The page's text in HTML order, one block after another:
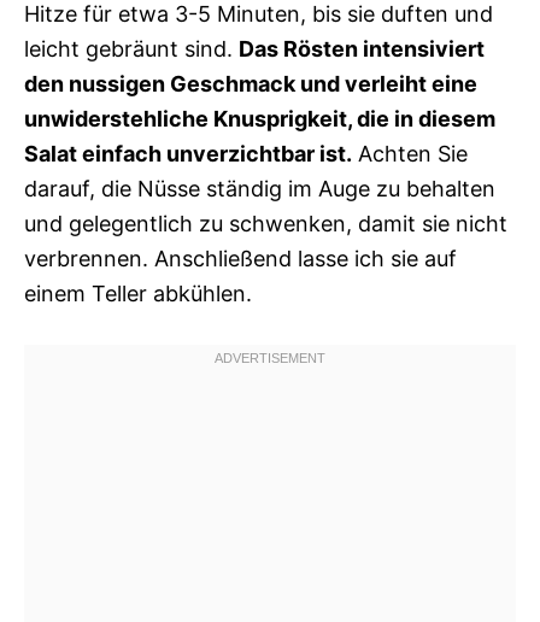
Hitze für etwa 3-5 Minuten, bis sie duften und
leicht gebräunt sind. Das Rösten intensiviert
den nussigen Geschmack und verleiht eine
unwiderstehliche Knusprigkeit, die in diesem
Salat einfach unverzichtbar ist. Achten Sie
darauf, die Nüsse ständig im Auge zu behalten
und gelegentlich zu schwenken, damit sie nicht
verbrennen. Anschließend lasse ich sie auf
einem Teller abkühlen.